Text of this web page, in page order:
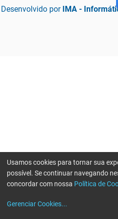
Desenvolvido por IMA -
Usamos cookies para tornar sua
possível. Se continuar navegando
concordar com nossa Política de
Gerenciar Cookies...
Erro ao enviar informações, por